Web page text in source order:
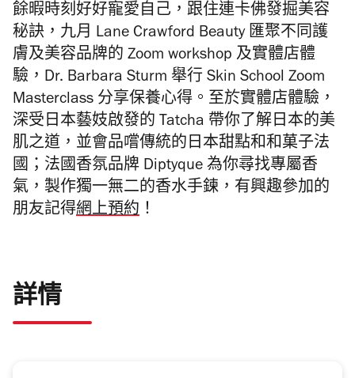
餘暇時刻好好寵愛自己，跟住連卡佛發掘美容
秘訣，九月 Lane Crawford Beauty 匯聚不同護
膚及美容品牌的 Zoom workshop 及實體店體
驗 ，Dr. Barbara Sturm 舉行 Skin School Zoom
Masterclass 分享保養心得。至於實體店體驗，
深受日本藝妓啟發的 Tatcha 帶你了解日本的美
肌之道，並會品嚐傳統的日本甜點和和菓子法
國；法國香氛品牌 Diptyque 為你尋找專屬香
氣，製作獨一無二的香水手鍊，有興趣參加的
朋友記得網上預約 ！
詳情